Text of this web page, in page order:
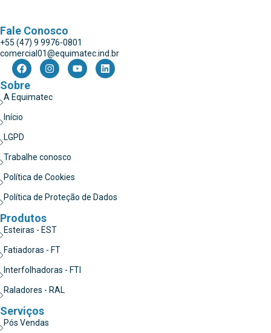
Fale Conosco
+55 (47) 9 9976-0801
comercial01@equimatec.ind.br
Sobre
A Equimatec
Início
LGPD
Trabalhe conosco
Política de Cookies
Política de Proteção de Dados
Produtos
Esteiras - EST
Fatiadoras - FT
Interfolhadoras - FTI
Raladores - RAL
Serviços
Pós Vendas